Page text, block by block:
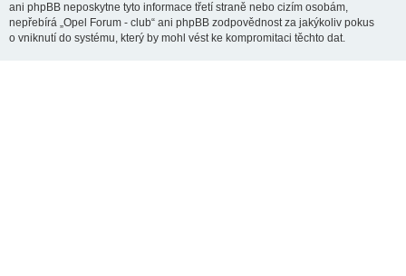
ani phpBB neposkytne tyto informace třetí straně nebo cizím osobám,
nepřebírá „Opel Forum - club“ ani phpBB zodpovědnost za jakýkoliv pokus
o vniknutí do systému, který by mohl vést ke kompromitaci těchto dat.